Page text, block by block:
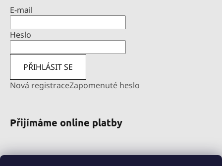
E-mail
Heslo
PŘIHLÁSIT SE
Nová registraceZapomenuté heslo
Přijímáme online platby